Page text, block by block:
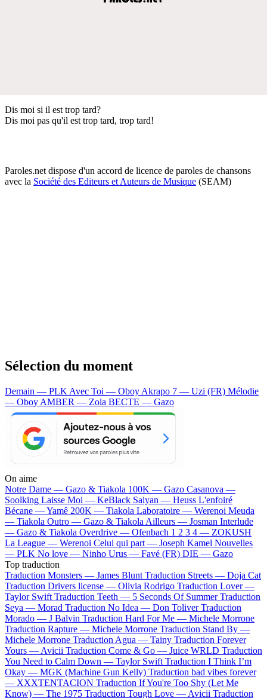
Dis moi si il est trop tard?
Dis moi pas qu'il est trop tard, trop tard!
Paroles.net dispose d'un accord de licence de paroles de chansons
avec la Société des Editeurs et Auteurs de Musique (SEAM)
Sélection du moment
Demain — PLK Avec Toi — Oboy Akrapo 7 — Uzi (FR) Mélodie
— Oboy AMBER — Zola BECTE — Gazo
On aime
Notre Dame — Gazo & Tiakola 100K — Gazo Casanova —
Soolking Laisse Moi — KeBlack Saiyan — Heuss L'enfoiré
Bécane —Yamê 200K — Tiakola Laboratoire — Werenoi Meuda
— Tiakola Outro — Gazo & Tiakola Ailleurs — Josman Interlude
— Gazo & Tiakola Overdrive — Ofenbach 1 2 3 4 — ZOKUSH
La League — Werenoi Celui qui part — Joseph Kamel Nouvelles
— PLK No love — Ninho Urus — Favé (FR) DIE — Gazo
Top traduction
Traduction Monsters — James Blunt Traduction Streets — Doja Cat
Traduction Drivers license — Olivia Rodrigo Traduction Lover —
Taylor Swift Traduction Teeth — 5 Seconds Of Summer Traduction
Seya — Morad Traduction No Idea — Don Toliver Traduction
Morado — J Balvin Traduction Hard For Me — Michele Morrone
Traduction Rapture — Michele Morrone Traduction Stand By —
Michele Morrone Traduction Agua — Tainy Traduction Forever
Yours — Avicii Traduction Come & Go — Juice WRLD Traduction
You Need to Calm Down — Taylor Swift Traduction I Think I’m
Okay — MGK (Machine Gun Kelly) Traduction bad vibes forever
— XXXTENTACION Traduction If You're Too Shy (Let Me
Know) — The 1975 Traduction Tough Love — Avicii Traduction